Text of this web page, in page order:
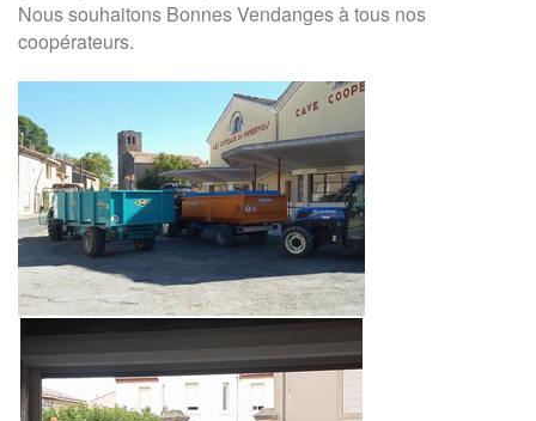
Nous souhaitons Bonnes Vendanges à tous nos
coopérateurs.